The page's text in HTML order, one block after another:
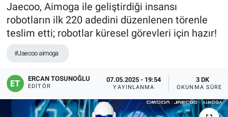
Jaecoo, Aimoga ile geliştirdiği insansı
robotların ilk 220 adedini düzenlenen törenle
teslim etti; robotlar küresel görevleri için hazır!
#Jaecoo aimoga
ERCAN TOSUNOĞLU
EDITÖR
07.05.2025 - 19:54
YAYINLANMA
3 DK
OKUNMA SÜRESI